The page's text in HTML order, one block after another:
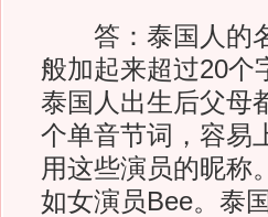
答：泰国人的名
般加起来超过20个
泰国人出生后父母
个单音节词，容易
用这些演员的昵称
如女演员Bee。泰